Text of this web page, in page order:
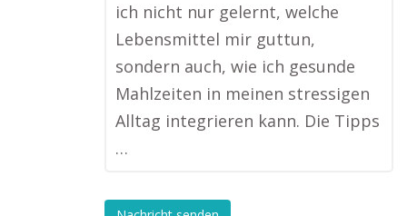
ich nicht nur gelernt, welche
Lebensmittel mir guttun,
sondern auch, wie ich gesunde
Mahlzeiten in meinen stressigen
Alltag integrieren kann. Die Tipps
…